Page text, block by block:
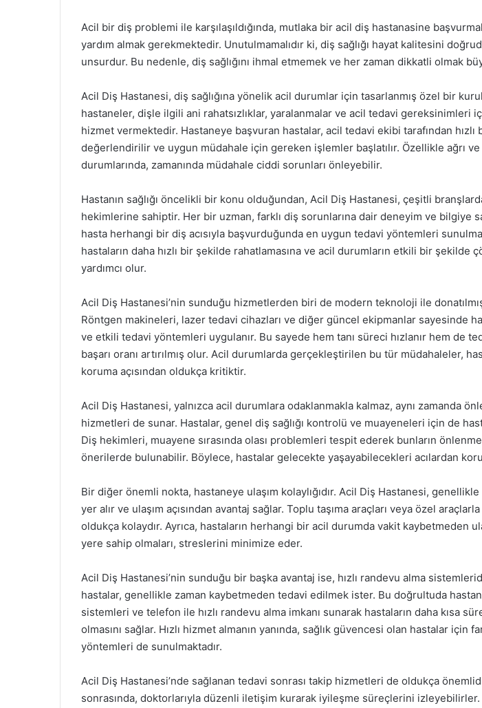
Acil bir diş problemi ile karşılaşıldığında, mutlaka bir acil diş hastanasine
yardım almak gerekmektedir. Unutulmamalıdır ki, diş sağlığı hayat kalitesini
unsurdur. Bu nedenle, diş sağlığını ihmal etmemek ve her zaman dikkatli olmak
Acil Diş Hastanesi, diş sağlığına yönelik acil durumlar için tasarlanmış özel bir
hastaneler, dişle ilgili ani rahatsızlıklar, yaralanmalar ve acil tedavi gereksinimleri
hizmet vermektedir. Hastaneye başvuran hastalar, acil tedavi ekibi tarafından hızlı
değerlendirilir ve uygun müdahale için gereken işlemler başlatılır. Özellikle ağrı ve
durumlarında, zamanında müdahale ciddi sorunları önleyebilir.
Hastanın sağlığı öncelikli bir konu olduğundan, Acil Diş Hastanesi, çeşitli
hekimlerine sahiptir. Her bir uzman, farklı diş sorunlarına dair deneyim ve bilgiye
hasta herhangi bir diş acısıyla başvurduğunda en uygun tedavi yöntemleri
hastaların daha hızlı bir şekilde rahatlamasına ve acil durumların etkili bir şekilde
yardımcı olur.
Acil Diş Hastanesi’nin sunduğu hizmetlerden biri de modern teknoloji ile
Röntgen makineleri, lazer tedavi cihazları ve diğer güncel ekipmanlar sayesinde
ve etkili tedavi yöntemleri uygulanır. Bu sayede hem tanı süreci hızlanır hem de
başarı oranı artırılmış olur. Acil durumlarda gerçekleştirilen bu tür müdahaleler,
koruma açısından oldukça kritiktir.
Acil Diş Hastanesi, yalnızca acil durumlara odaklanmakla kalmaz, aynı zamanda
hizmetleri de sunar. Hastalar, genel diş sağlığı kontrolü ve muayeneleri için de
Diş hekimleri, muayene sırasında olası problemleri tespit ederek bunların
önerilerde bulunabilir. Böylece, hastalar gelecekte yaşayabilecekleri acılardan
Bir diğer önemli nokta, hastaneye ulaşım kolaylığıdır. Acil Diş Hastanesi,
yer alır ve ulaşım açısından avantaj sağlar. Toplu taşıma araçları veya özel
oldukça kolaydır. Ayrıca, hastaların herhangi bir acil durumda vakit kaybetmeden
yere sahip olmaları, streslerini minimize eder.
Acil Diş Hastanesi’nin sunduğu bir başka avantaj ise, hızlı randevu alma
hastalar, genellikle zaman kaybetmeden tedavi edilmek ister. Bu doğrultuda
sistemleri ve telefon ile hızlı randevu alma imkanı sunarak hastaların daha kısa
olmasını sağlar. Hızlı hizmet almanın yanında, sağlık güvencesi olan hastalar için
yöntemleri de sunulmaktadır.
Acil Diş Hastanesi’nde sağlanan tedavi sonrası takip hizmetleri de oldukça
sonrasında, doktorlarıyla düzenli iletişim kurarak iyileşme süreçlerini